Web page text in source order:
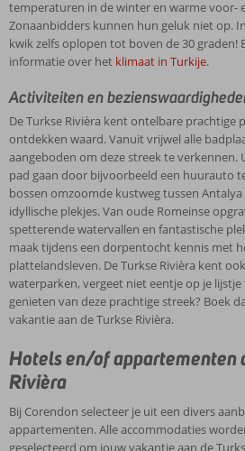
temperaturen in de winter en warme voor-
Zonaanbidders kunnen hun geluk niet op.
kwik zelfs oplopen tot boven de 30 graden!
informatie over het klimaat in Turkije.
Activiteiten en
De Turkse Rivièra kent ontelbare prachtige
ontdekken waard. Vanuit vrijwel alle
aangeboden om deze streek te verkennen.
pad gaan door bijvoorbeeld een huurauto
bossen omzoomde kustweg tussen
idyllische plekjes. Van oude Romeinse
spetterende watervallen en fantastische
maak tijdens een dorpentocht kennis met
plattelandsleven. De Turkse Rivièra kent
waterparken, vergeet niet eentje op je
genieten van deze prachtige streek? Boek
vakantie aan de Turkse Rivièra.
Hotels en/of appartementen
Rivièra
Bij Corendon selecteer je uit een divers
appartementen. Alle accommodaties
geselecteerd om jouw vakantie aan de